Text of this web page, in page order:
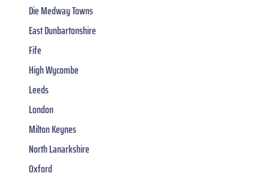
Die Medway Towns
East Dunbartonshire
Fife
High Wycombe
Leeds
London
Milton Keynes
North Lanarkshire
Oxford